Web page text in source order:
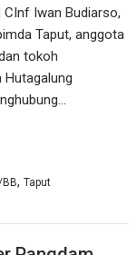
Iwan Budiarso,
Taput, anggota
tokoh
Hutagalung
BB,Taput